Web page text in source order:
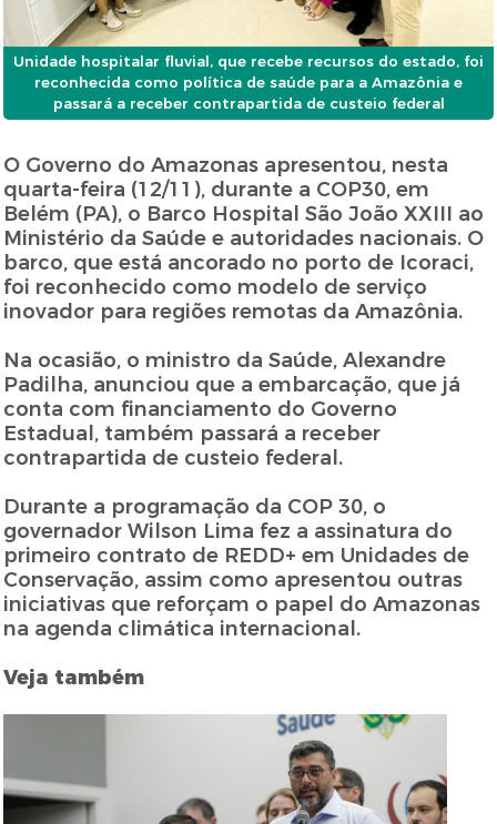
Unidade hospitalar fluvial, que recebe recursos do estado, foi
reconhecida como política de saúde para a Amazônia e
passará a receber contrapartida de custeio federal
O Governo do Amazonas apresentou, nesta
quarta-feira (12/11), durante a COP30, em
Belém (PA), o Barco Hospital São João XXIII ao
Ministério da Saúde e autoridades nacionais. O
barco, que está ancorado no porto de Icoraci,
foi reconhecido como modelo de serviço
inovador para regiões remotas da Amazônia.
Na ocasião, o ministro da Saúde, Alexandre
Padilha, anunciou que a embarcação, que já
conta com financiamento do Governo
Estadual, também passará a receber
contrapartida de custeio federal.
Durante a programação da COP 30, o
governador Wilson Lima fez a assinatura do
primeiro contrato de REDD+ em Unidades de
Conservação, assim como apresentou outras
iniciativas que reforçam o papel do Amazonas
na agenda climática internacional.
Veja também